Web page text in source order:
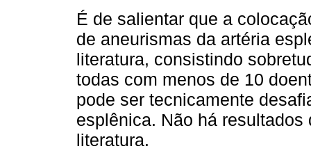
É de salientar que a
de aneurismas da artéria
literatura, consistindo
todas com menos de 10
pode ser tecnicamente
esplênica. Não há
literatura.